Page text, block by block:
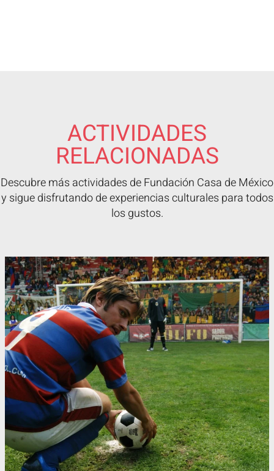
ACTIVIDADES
RELACIONADAS
Descubre más actividades de Fundación Casa de México
y sigue disfrutando de experiencias culturales para todos
los gustos.